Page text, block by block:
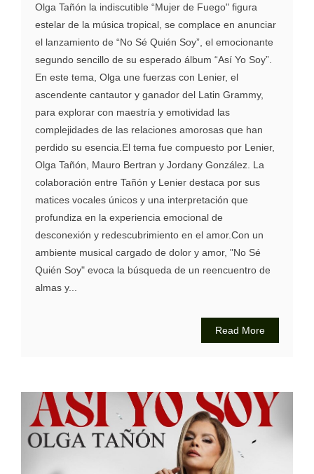
Olga Tañón la indiscutible “Mujer de Fuego" figura
estelar de la música tropical, se complace en anunciar
el lanzamiento de “No Sé Quién Soy”, el emocionante
segundo sencillo de su esperado álbum “Así Yo Soy”.
En este tema, Olga une fuerzas con Lenier, el
ascendente cantautor y ganador del Latin Grammy,
para explorar con maestría y emotividad las
complejidades de las relaciones amorosas que han
perdido su esencia.El tema fue compuesto por Lenier,
Olga Tañón, Mauro Bertran y Jordany González. La
colaboración entre Tañón y Lenier destaca por sus
matices vocales únicos y una interpretación que
profundiza en la experiencia emocional de
desconexión y redescubrimiento en el amor.Con un
ambiente musical cargado de dolor y amor, "No Sé
Quién Soy" evoca la búsqueda de un reencuentro de
almas y...
Read More